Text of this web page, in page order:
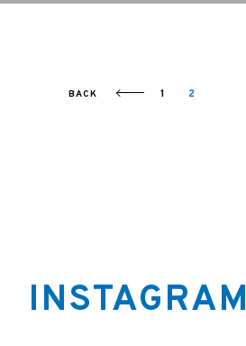
BACK 1 2
INSTAGRAM